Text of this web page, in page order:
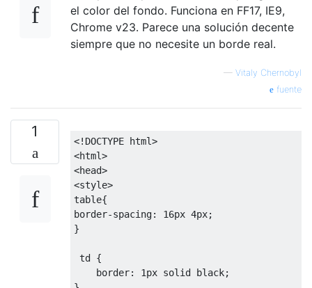
el color del fondo. Funciona en FF17, IE9,
Chrome v23. Parece una solución decente
siempre que no necesite un borde real.
— Vitaly Chernobyl
fuente
1
<!DOCTYPE html>
<html>
<head>
<style>
table{
border-spacing: 16px 4px;
}
td {
border: 1px solid black;